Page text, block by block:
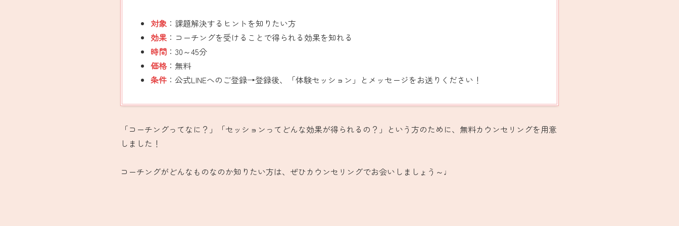
対象 ：課題解決するヒントを知りたい方
効果 ：コーチングを受けることで得られる効果を知れる
時間 ：30～45分
価格：無料
条件 ：公式LINEへのご登録→登録後、「体験セッション」とメッセージをお送りください！
「コーチングってなに？」「セッションってどんな効果が得られるの？」という方のために、無料カウンセリングを用意
しました！
コーチングがどんなものなのか知りたい方は、ぜひカウンセリングでお会いしましょう～♩